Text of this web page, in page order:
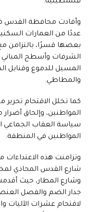
فلسطينية.
وأفادت محافظة القدس
عددًا من العمارات
بعضها قسرًا، بالتزامن
الشرفات وأسطح المباني
المسيل للدموع وقنابل
والمطاطي.
كما تخلل الاقتحام
المواطنين، وإلحاق
سياسة العقاب الجماعي
المواطنين في المنطقة.
وتزامنت هذه الاعتداءات
شارع القدس المحاذي
وشارع المطار، حيث
جدار الضم والفصل
لاقتحام عشرات الآليات